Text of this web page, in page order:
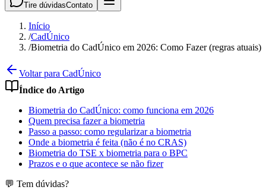
Tire dúvidasContato
Início
/CadÚnico
/Biometria do CadÚnico em 2026: Como Fazer (regras atuais)
Voltar para CadÚnico
Índice do Artigo
Biometria do CadÚnico: como funciona em 2026
Quem precisa fazer a biometria
Passo a passo: como regularizar a biometria
Onde a biometria é feita (não é no CRAS)
Biometria do TSE x biometria para o BPC
Prazos e o que acontece se não fizer
💬 Tem dúvidas?